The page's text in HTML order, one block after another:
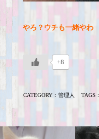
やろ？ウチも一緒やわ
+8
CATEGORY：管理人 TAGS：